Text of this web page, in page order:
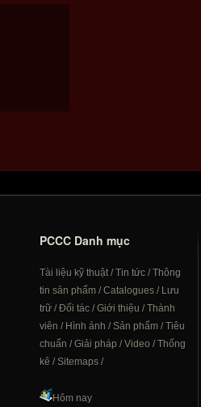
PCCC Danh mục
Tài liệu kỹ thuật/Tin tức/Thông
tin sản phẩm/Catalogues/ Lưu
trữ/Đối tác/Giới thiệu /Thành
viên / Hình ảnh /Sản phẩm/Tiêu
chuẩn /Giải pháp /Video /Thống
kê /Sitemaps/
Hôm nay